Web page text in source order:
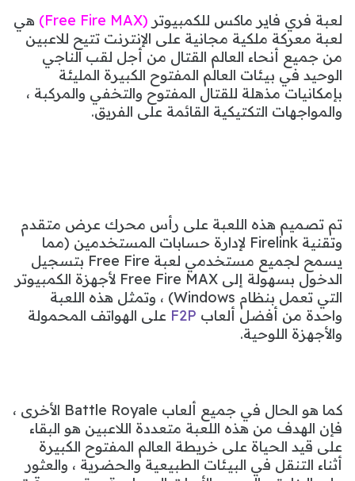
لعبة فري فاير ماكس للكمبيوتر (Free Fire MAX)
هي
لعبة معركة ملكية مجانية على الإنترنت تتيح للاعبين
من جميع أنحاء العالم القتال من أجل لقب الناجي
الوحيد في بيئات العالم المفتوح الكبيرة المليئة
بإمكانيات مذهلة للقتال المفتوح والتخفي والمركبة ،
والمواجهات التكتيكية القائمة على الفريق.
تم تصميم هذه اللعبة على رأس محرك عرض متقدم
وتقنية Firelink لإدارة حسابات المستخدمين (مما
يسمح لجميع مستخدمي لعبة Free Fire بتسجيل
الدخول بسهولة إلى Free Fire MAX لأجهزة الكمبيوتر
التي تعمل بنظام Windows) ، وتمثل هذه اللعبة
واحدة من أفضل ألعاب F2P على الهواتف المحمولة
والأجهزة اللوحية.
كما هو الحال في جميع ألعاب Battle Royale الأخرى ،
فإن الهدف من هذه اللعبة متعددة اللاعبين هو البقاء
على قيد الحياة على خريطة العالم المفتوح الكبيرة
أثناء التنقل في البيئات الطبيعية والحضرية ، والعثور